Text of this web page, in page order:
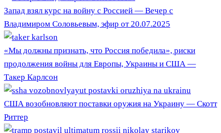
Запад взял курс на войну с Россией — Вечер с
Владимиром Соловьевым, эфир от 20.07.2025
«Мы должны признать, что Россия победила», риски
продолжения войны для Европы, Украины и США —
Такер Карлсон
США возобновляют поставки оружия на Украину — Скотт
Риттер